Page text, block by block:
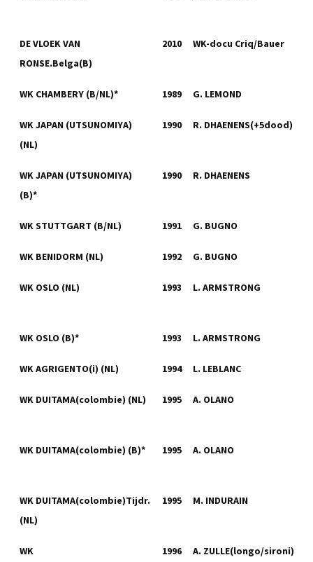
DE VLOEK VAN
RONSE.Belga(B)
2010 WK-docu Criq/Bauer
WK CHAMBERY (B/NL)* 1989 G. LEMOND
WK JAPAN (UTSUNOMIYA)
(NL)
1990 R. DHAENENS(+5dood)
WK JAPAN (UTSUNOMIYA)
(B)*
1990 R. DHAENENS
WK STUTTGART (B/NL) 1991 G. BUGNO
WK BENIDORM (NL) 1992 G. BUGNO
WK OSLO (NL) 1993 L. ARMSTRONG
WK OSLO (B)* 1993 L. ARMSTRONG
WK AGRIGENTO(i) (NL) 1994 L. LEBLANC
WK DUITAMA(colombie) (NL) 1995 A. OLANO
WK DUITAMA(colombie) (B)* 1995 A. OLANO
WK DUITAMA(colombie)Tijdr.
(NL)
1995 M. INDURAIN
WK
1996 A. ZULLE(longo/sironi)